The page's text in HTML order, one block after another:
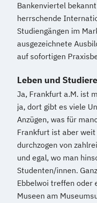
Bankenviertel
herrschende
Studiengängen im
ausgezeichnete
auf sofortigen
Leben und
Ja, Frankfurt a.M. ist
ja, dort gibt es viele
Anzügen, was für
Frankfurt ist aber
durchzogen von
und egal, wo man
Studenten/innen.
Ebbelwoi treffen oder
Museen am